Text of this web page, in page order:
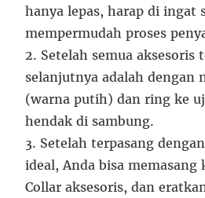
hanya lepas, harap di ingat
mempermudah proses
Setelah semua aksesoris
selanjutnya adalah dengan
(warna putih) dan ring ke
hendak di sambung.
Setelah terpasang
ideal, Anda bisa memasang
Collar aksesoris, dan